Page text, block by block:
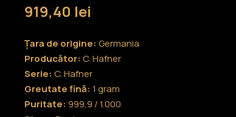
919,40 lei
Țara de origine: Germania
Producător: C. Hafner
Serie: C. Hafner
Greutate fină: 1 gram
Puritate: 999,9 / 1.000